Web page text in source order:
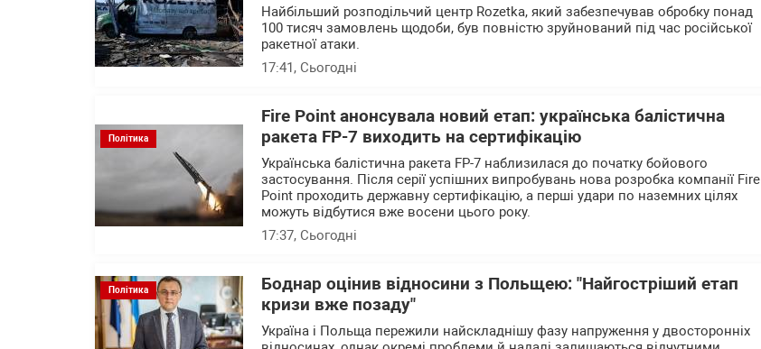
Найбільший розподільчий центр Rozetka, який забезпечував обробку понад
100 тисяч замовлень щодоби, був повністю зруйнований під час російської
ракетної атаки.
17:41, Сьогодні
Політика
Fire Point анонсувала новий етап: українська балістична
ракета FP-7 виходить на сертифікацію
Українська балістична ракета FP-7 наблизилася до початку бойового
застосування. Після серії успішних випробувань нова розробка компанії Fire
Point проходить державну сертифікацію, а перші удари по наземних цілях
можуть відбутися вже восени цього року.
17:37, Сьогодні
Політика
Боднар оцінив відносини з Польщею: "Найгостріший етап
кризи вже позаду"
Україна і Польща пережили найскладнішу фазу напруження у двосторонніх